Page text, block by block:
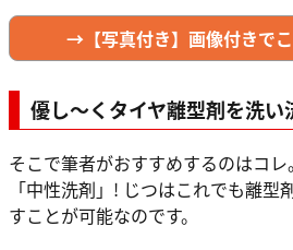
→【写真付き】画像付きで
優し～くタイヤ離型剤を洗い
そこで筆者がおすすめするのはコ
「中性洗剤」! じつはこれでも離型
すことが可能なのです。